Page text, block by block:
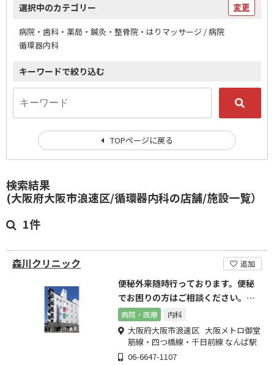
検索結果
(大阪府大阪市浪速区/循環器内科の店舗/施設一覧）
1件
森川クリニック 追加
便秘外来随時行っております。便秘
でお困りの方はご相談ください。お
待ちしております。
病院・医療 内科
大阪府大阪市浪速区 大阪メトロ御堂
筋線・四つ橋線・千日前線 なんば駅
06-6647-1107
選択中のカテゴリー 変更
病院・歯科・薬局・鍼灸・整骨院・はりマッサージ / 病院
循環器内科
キーワードで絞り込む
TOPページに戻る